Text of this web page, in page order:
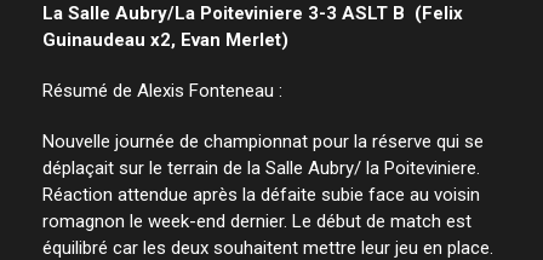
La Salle Aubry/La Poiteviniere 3-3 ASLT B (Felix
Guinaudeau x2, Evan Merlet)
Résumé de Alexis Fonteneau :
Nouvelle journée de championnat pour la réserve qui se
déplaçait sur le terrain de la Salle Aubry/ la Poiteviniere.
Réaction attendue après la défaite subie face au voisin
romagnon le week-end dernier. Le début de match est
équilibré car les deux souhaitent mettre leur jeu en place.